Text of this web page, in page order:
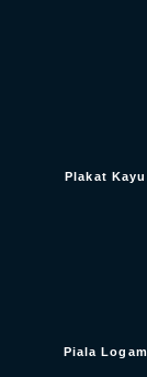
Plakat Kayu
Piala Logam